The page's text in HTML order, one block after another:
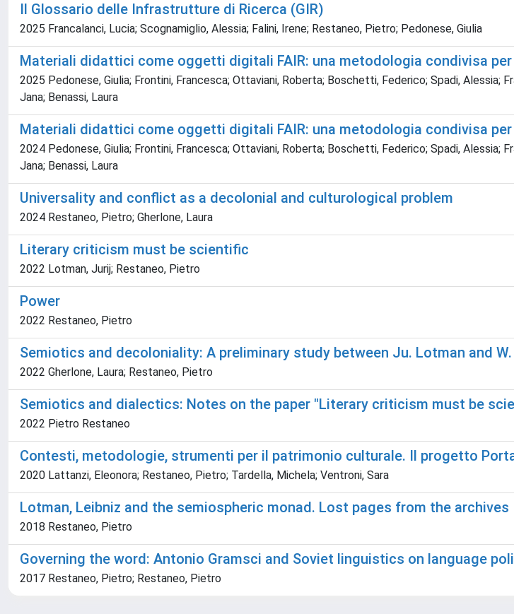
Il Glossario delle Infrastrutture di Ricerca (GIR)
2025 Francalanci, Lucia; Scognamiglio, Alessia; Falini, Irene; Restaneo, Pietro; Pedonese, Giulia
Materiali didattici come oggetti digitali FAIR: una metodologia condivisa per
2025 Pedonese, Giulia; Frontini, Francesca; Ottaviani, Roberta; Boschetti, Federico; Spadi, Alessia;
Jana; Benassi, Laura
Materiali didattici come oggetti digitali FAIR: una metodologia condivisa per
2024 Pedonese, Giulia; Frontini, Francesca; Ottaviani, Roberta; Boschetti, Federico; Spadi, Alessia;
Jana; Benassi, Laura
Universality and conflict as a decolonial and culturological problem
2024 Restaneo, Pietro; Gherlone, Laura
Literary criticism must be scientific
2022 Lotman, Jurij; Restaneo, Pietro
Power
2022 Restaneo, Pietro
Semiotics and decoloniality: A preliminary study between Ju. Lotman and
2022 Gherlone, Laura; Restaneo, Pietro
Semiotics and dialectics: Notes on the paper "Literary criticism must be
2022 Pietro Restaneo
Contesti, metodologie, strumenti per il patrimonio culturale. Il progetto
2020 Lattanzi, Eleonora; Restaneo, Pietro; Tardella, Michela; Ventroni, Sara
Lotman, Leibniz and the semiospheric monad. Lost pages from the archives
2018 Restaneo, Pietro
Governing the word: Antonio Gramsci and Soviet linguistics on language
2017 Restaneo, Pietro; Restaneo, Pietro